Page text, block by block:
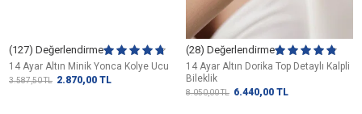
(127) Değerlendirme
14 Ayar Altın Minik Yonca Kolye Ucu
3.587,50TL 2.870,00 TL
(28) Değerlendirme
14 Ayar Altın Dorika Top Detaylı Kalpli
Bileklik
8.050,00TL 6.440,00 TL